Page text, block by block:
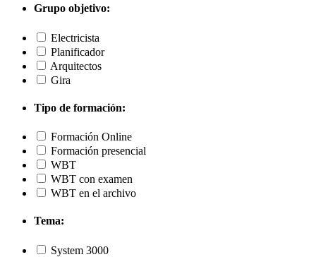
Grupo objetivo:
Electricista
Planificador
Arquitectos
Gira
Tipo de formación:
Formación Online
Formación presencial
WBT
WBT con examen
WBT en el archivo
Tema:
System 3000